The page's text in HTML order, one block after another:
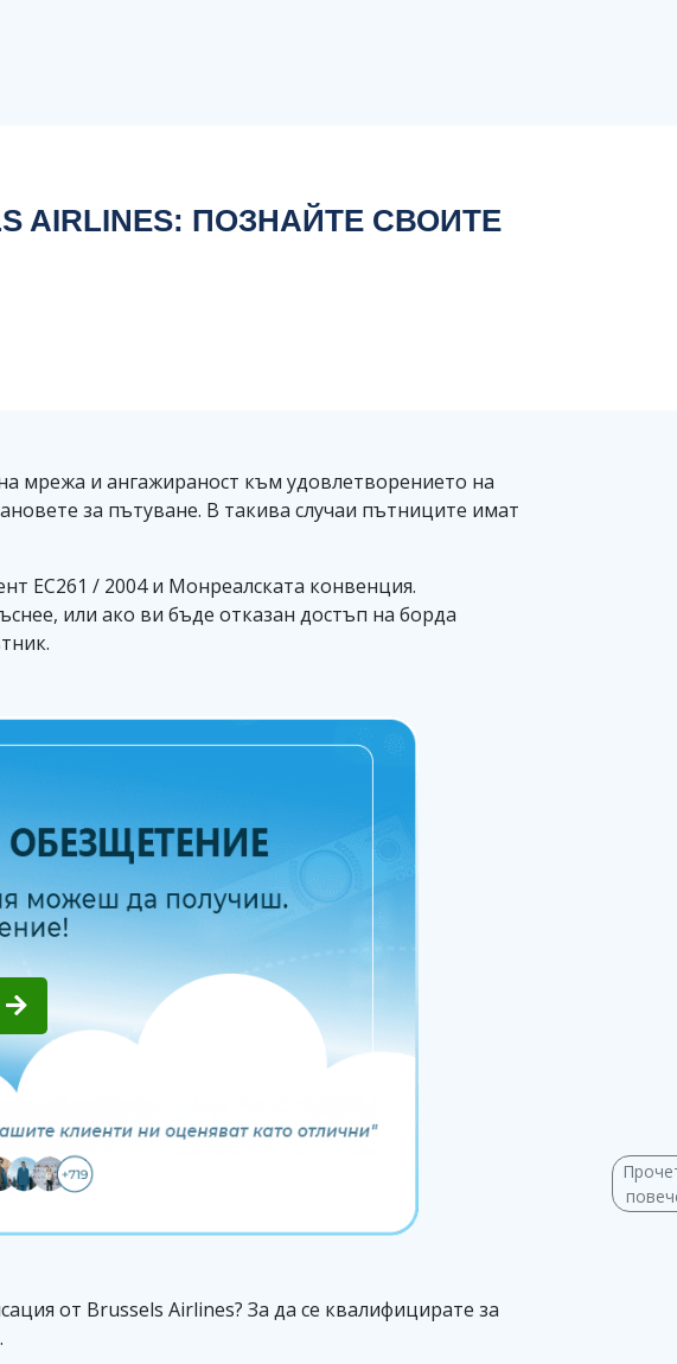
AIRLINES: ПОЗНАЙТЕ СВОИТЕ
мрежа и ангажираност към удовлетворението на
за пътуване. В такива случаи пътниците имат
ЕС261 / 2004 и Монреалската конвенция.
или ако ви бъде отказан достъп на борда
от Brussels Airlines? За да се квалифицирате за